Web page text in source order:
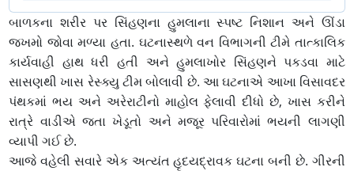
બાળકના શરીર પર સિંહણના હુમલાના સ્પષ્ટ નિશાન અને ઊંડા
જખમો જોવા મળ્યા હતા. ઘટનાસ્થળે વન વિભાગની ટીમે તાત્કાલિક
કાર્યવાહી હાથ ધરી હતી અને હુમલાખોર સિંહણને પકડવા માટે
સાસણથી ખાસ રેસ્ક્યુ ટીમ બોલાવી છે. આ ઘટનાએ આખા વિસાવદર
પંથકમાં ભય અને અરેરાટીનો માહોલ ફેલાવી દીધો છે, ખાસ કરીને
રાત્રે વાડીએ જતા ખેડૂતો અને મજૂર પરિવારોમાં ભયની લાગણી
વ્યાપી ગઈ છે.
આજે વહેલી સવારે એક અત્યંત હૃદયદ્રાવક ઘટના બની છે. ગીરની